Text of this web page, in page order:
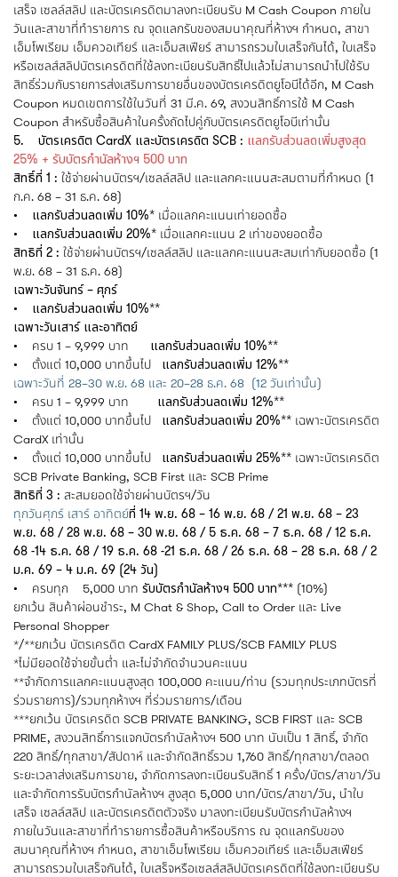
เสร็จ เซลล์สลิป และบัตรเครดิตมาลงทะเบียนรับ M Cash Coupon ภายใน
วันและสาขาที่ทำรายการ ณ จุดแลกรับของสมนาคุณที่ห้างฯ กำหนด, สาขา
เอ็มโพเรียม เอ็มควอเทียร์ และเอ็มสเฟียร์ สามารถรวมใบเสร็จกันได้, ใบเสร็จ
หรือเซลส์สลิปบัตรเครดิตที่ใช้ลงทะเบียนรับสิทธิ์ไปแล้วไม่สามารถนำไปใช้รับ
สิทธิ์ร่วมกับรายการส่งเสริมการขายอื่นของบัตรเครดิตยูโอบีได้อีก, M Cash
Coupon หมดเขตการใช้ในวันที่ 31 มี.ค. 69, สงวนสิทธิ์การใช้ M Cash
Coupon สำหรับซื้อสินค้าในครั้งถัดไปคู่กับบัตรเครดิตยูโอบีเท่านั้น
5. บัตรเครดิต CardX และบัตรเครดิต SCB : แลกรับส่วนลดเพิ่มสูงสุด
25% + รับบัตรกำนัลห้างฯ 500 บาท
สิทธิ์ที่ 1 : ใช้จ่ายผ่านบัตรฯ/เซลล์สลิป และแลกคะแนนสะสมตามที่กำหนด (1
ก.ค. 68 – 31 ธ.ค. 68)
• แลกรับส่วนลดเพิ่ม 10%* เมื่อแลกคะแนนเท่ายอดซื้อ
• แลกรับส่วนลดเพิ่ม 20%* เมื่อแลกคะแนน 2 เท่าของยอดซื้อ
สิทธิที่ 2 : ใช้จ่ายผ่านบัตรฯ/เซลล์สลิป และแลกคะแนนสะสมเท่ากับยอดซื้อ (1
พ.ย. 68 – 31 ธ.ค. 68)
เฉพาะวันจันทร์ – ศุกร์
• แลกรับส่วนลดเพิ่ม 10%**
เฉพาะวันเสาร์ และอาทิตย์
• ครบ 1 – 9,999 บาท แลกรับส่วนลดเพิ่ม 10%**
• ตั้งแต่ 10,000 บาทขึ้นไป แลกรับส่วนลดเพิ่ม 12%**
เฉพาะวันที่ 28–30 พ.ย. 68 และ 20–28 ธ.ค. 68 (12 วันเท่านั้น)
• ครบ 1 – 9,999 บาท แลกรับส่วนลดเพิ่ม 12%**
• ตั้งแต่ 10,000 บาทขึ้นไป แลกรับส่วนลดเพิ่ม 20%** เฉพาะบัตรเครดิต
CardX เท่านั้น
• ตั้งแต่ 10,000 บาทขึ้นไป แลกรับส่วนลดเพิ่ม 25%** เฉพาะบัตรเครดิต
SCB Private Banking, SCB First และ SCB Prime
สิทธิที่ 3 : สะสมยอดใช้จ่ายผ่านบัตรฯ/วัน
ทุกวันศุกร์ เสาร์ อาทิตย์ที่ 14 พ.ย. 68 – 16 พ.ย. 68 / 21 พ.ย. 68 – 23
พ.ย. 68 / 28 พ.ย. 68 – 30 พ.ย. 68 / 5 ธ.ค. 68 – 7 ธ.ค. 68 / 12 ธ.ค.
68 -14 ธ.ค. 68 / 19 ธ.ค. 68 -21 ธ.ค. 68 / 26 ธ.ค. 68 – 28 ธ.ค. 68 / 2
ม.ค. 69 – 4 ม.ค. 69 (24 วัน)
• ครบทุก 5,000 บาท รับบัตรกำนัลห้างฯ 500 บาท*** (10%)
ยกเว้น สินค้าผ่อนชำระ, M Chat & Shop, Call to Order และ Live
Personal Shopper
*/**ยกเว้น บัตรเครดิต CardX FAMILY PLUS/SCB FAMILY PLUS
*ไม่มียอดใช้จ่ายขั้นต่ำ และไม่จำกัดจำนวนคะแนน
**จำกัดการแลกคะแนนสูงสุด 100,000 คะแนน/ท่าน (รวมทุกประเภทบัตรที่
ร่วมรายการ)/รวมทุกห้างฯ ที่ร่วมรายการ/เดือน
***ยกเว้น บัตรเครดิต SCB PRIVATE BANKING, SCB FIRST และ SCB
PRIME, สงวนสิทธิ์การแจกบัตรกำนัลห้างฯ 500 บาท นับเป็น 1 สิทธิ์, จำกัด
220 สิทธิ์/ทุกสาขา/สัปดาห์ และจำกัดสิทธิ์รวม 1,760 สิทธิ์/ทุกสาขา/ตลอด
ระยะเวลาส่งเสริมการขาย, จำกัดการลงทะเบียนรับสิทธิ์ 1 ครั้ง/บัตร/สาขา/วัน
และจำกัดการรับบัตรกำนัลห้างฯ สูงสุด 5,000 บาท/บัตร/สาขา/วัน, นำใบ
เสร็จ เซลล์สลิป และบัตรเครดิตตัวจริง มาลงทะเบียนรับบัตรกำนัลห้างฯ
ภายในวันและสาขาที่ทำรายการซื้อสินค้าหรือบริการ ณ จุดแลกรับของ
สมนาคุณที่ห้างฯ กำหนด, สาขาเอ็มโพเรียม เอ็มควอเทียร์ และเอ็มสเฟียร์
สามารถรวมใบเสร็จกันได้, ใบเสร็จหรือเซลส์สลิปบัตรเครดิตที่ใช้ลงทะเบียนรับ